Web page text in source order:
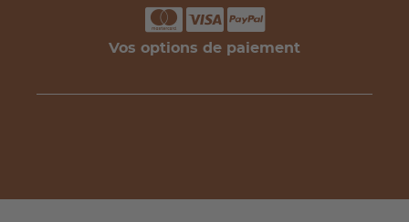
Vos options de paiement